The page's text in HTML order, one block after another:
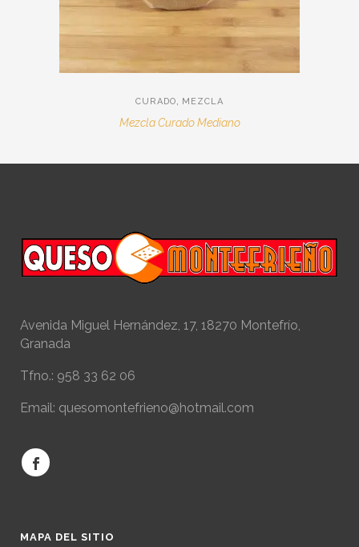
CURADO MEZCLA
Mezcla Curado Mediano
Avenida Miguel Hernández, 17, 18270 Montefrío,
Granada
Tfno.: 958 33 62 06
Email: quesomontefrieno@hotmail.com
MAPA DEL SITIO